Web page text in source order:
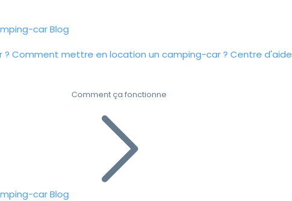
carBlog
? Comment mettre en location un camping-car ? Centre d'aide
carBlog
Comment ça fonctionne